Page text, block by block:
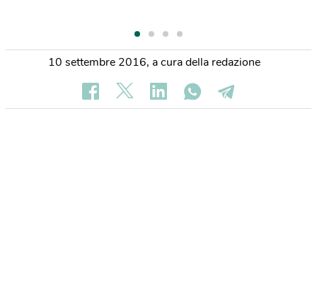
10 settembre 2016, a cura della redazione